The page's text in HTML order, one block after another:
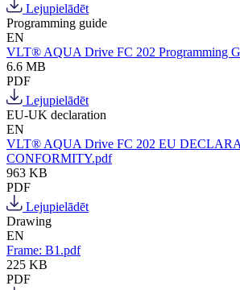
Lejupielādēt
Programming guide
EN
VLT® AQUA Drive FC 202 Programming
6.6 MB
PDF
Lejupielādēt
EU-UK declaration
EN
VLT® AQUA Drive FC 202 EU
CONFORMITY.pdf
963 KB
PDF
Lejupielādēt
Drawing
EN
Frame: B1.pdf
225 KB
PDF